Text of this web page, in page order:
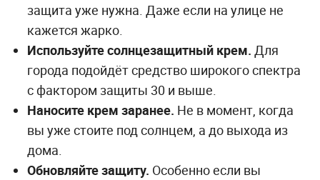
защита уже нужна. Даже если на улице не
кажется жарко.
Используйте солнцезащитный крем. Для
города подойдёт средство широкого спектра
с фактором защиты 30 и выше.
Наносите крем заранее. Не в момент, когда
вы уже стоите под солнцем, а до выхода из
дома.
Обновляйте защиту. Особенно если вы